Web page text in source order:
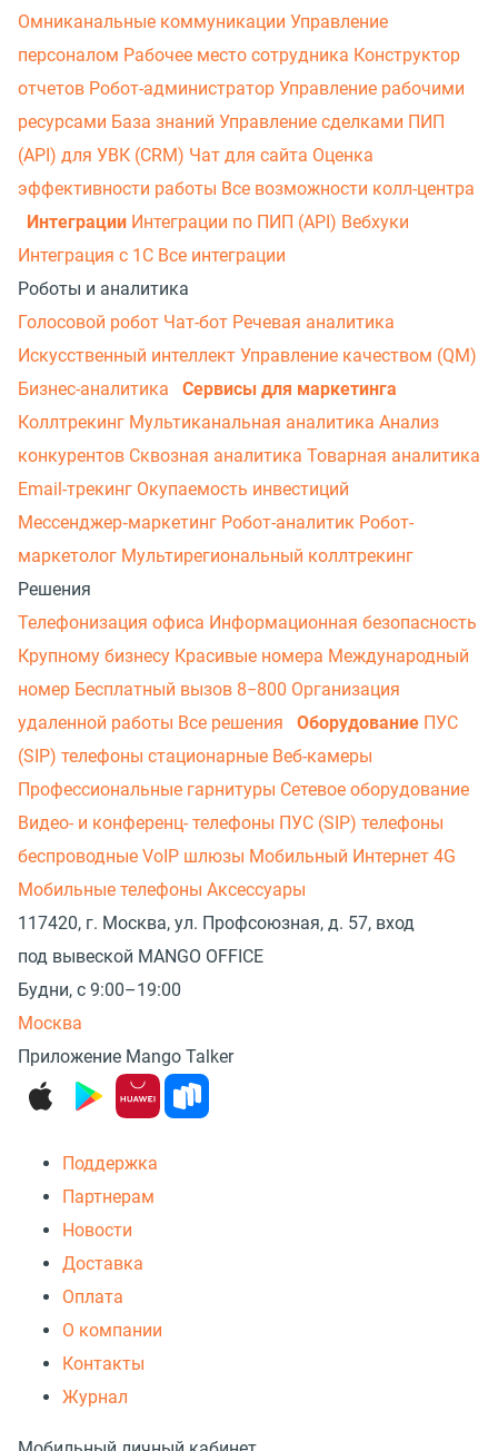
Омниканальные коммуникации Управление
персоналом Рабочее место сотрудника Конструктор
отчетов Робот-администратор Управление рабочими
ресурсами База знаний Управление сделками ПИП
(API) для УВК (CRM) Чат для сайта Оценка
эффективности работы Все возможности колл-центра
Интеграции Интеграции по ПИП (API) Вебхуки
Интеграция с 1С Все интеграции
Роботы и аналитика
Голосовой робот Чат-бот Речевая аналитика
Искусственный интеллект Управление качеством (QM)
Бизнес-аналитика
Сервисы для маркетинга
Коллтрекинг Мультиканальная аналитика Анализ
конкурентов Сквозная аналитика Товарная аналитика
Email-трекинг Окупаемость инвестиций
Мессенджер‑маркетинг Робот-аналитик Робот-
маркетолог Мультирегиональный коллтрекинг
Решения
Телефонизация офиса Информационная безопасность
Крупному бизнесу Красивые номера Международный
номер Бесплатный вызов 8−800 Организация
удаленной работы Все решения Оборудование ПУС
(SIP) телефоны стационарные Веб-камеры
Профессиональные гарнитуры Сетевое оборудование
Видео- и конференц- телефоны ПУС (SIP) телефоны
беспроводные VoIP шлюзы Мобильный Интернет 4G
Мобильные телефоны Аксессуары
117420, г. Москва, ул. Профсоюзная, д. 57, вход
под вывеской MANGO OFFICE
Будни, с 9:00–19:00
Москва
Приложение Mango Talker
Поддержка
Партнерам
Новости
Доставка
Оплата
О компании
Контакты
Журнал